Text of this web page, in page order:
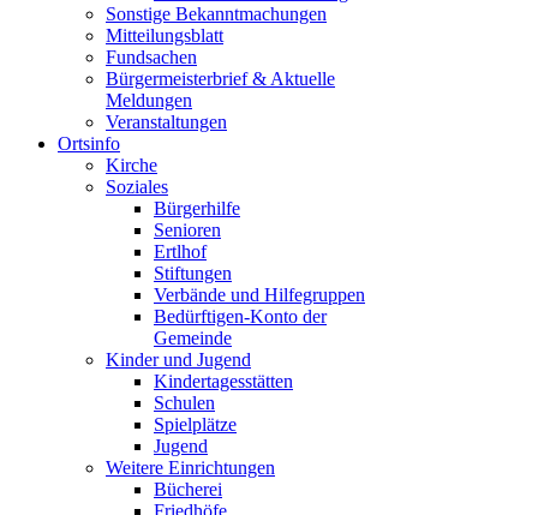
Sonstige Bekanntmachungen
Mitteilungsblatt
Fundsachen
Bürgermeisterbrief & Aktuelle
Meldungen
Veranstaltungen
Ortsinfo
Kirche
Soziales
Bürgerhilfe
Senioren
Ertlhof
Stiftungen
Verbände und Hilfegruppen
Bedürftigen-Konto der
Gemeinde
Kinder und Jugend
Kindertagesstätten
Schulen
Spielplätze
Jugend
Weitere Einrichtungen
Bücherei
Friedhöfe